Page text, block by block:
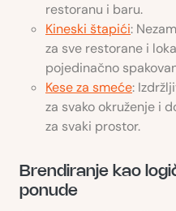
restoranu i baru.
Kineski štapići:
za sve restorane i
pojedinačno
Kese za smeće:
za svako okruženje i
za svaki prostor.
Brendiranje kao
ponude